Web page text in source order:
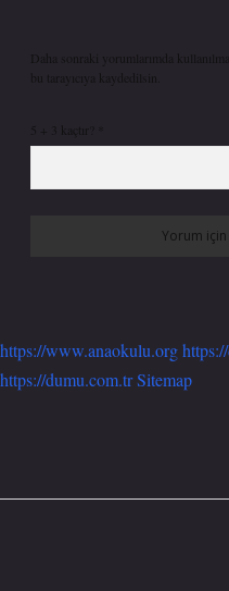
Daha sonraki yorumlarımda
bu tarayıcıya kaydedilsin.
5 + 3 kaçtır?
https://www.anaokulu.org
https://dumu.com.trSitemap